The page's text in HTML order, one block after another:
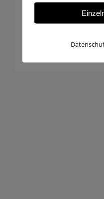
von unserer
genau zu Ihrem